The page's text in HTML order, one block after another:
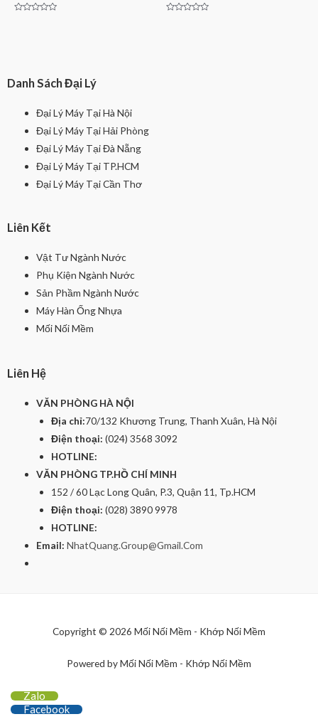
Danh Sách Đại Lý
Đại Lý Máy Tại Hà Nội
Đại Lý Máy Tại Hải Phòng
Đại Lý Máy Tại Đà Nẵng
Đại Lý Máy Tại TP.HCM
Đại Lý Máy Tại Cần Thơ
Liên Kết
Vật Tư Ngành Nước
Phụ Kiện Ngành Nước
Sản Phầm Ngành Nước
Máy Hàn Ống Nhựa
Mối Nối Mềm
Liên Hệ
VĂN PHÒNG HÀ NỘI
Địa chỉ:70/132 Khương Trung, Thanh Xuân, Hà Nội
Điện thoại: (024) 3568 3092
HOTLINE:
VĂN PHÒNG TP.HỒ CHÍ MINH
152 / 60 Lạc Long Quân, P.3, Quận 11, Tp.HCM
Điện thoại: (028) 3890 9978
HOTLINE:
Email: NhatQuang.Group@Gmail.Com
Copyright © 2026 Mối Nối Mềm - Khớp Nối Mềm
Powered by Mối Nối Mềm - Khớp Nối Mềm
Zalo
Facebook